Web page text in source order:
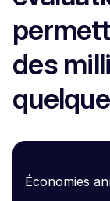
des
Économies